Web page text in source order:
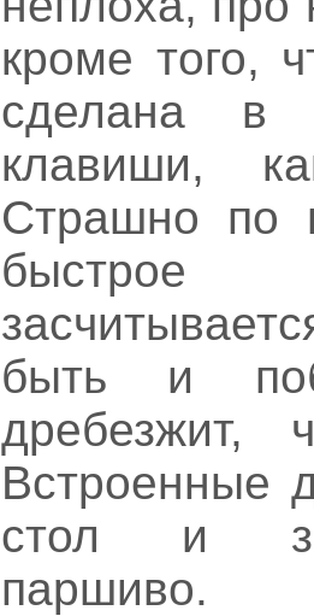
кроме того,
сделана в
клавиши,
Страшно по
быть и
дребезжит,
Встроенные
стол и
паршиво.